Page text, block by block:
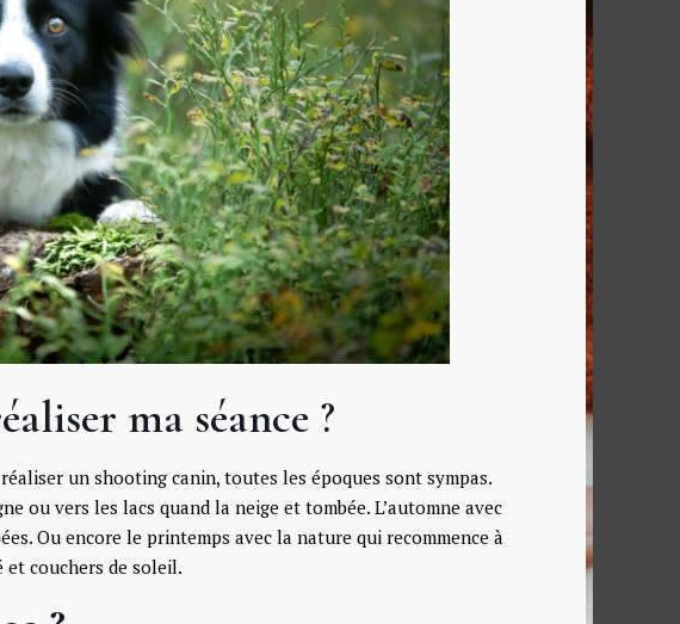
ma séance ?
un shooting canin, toutes les époques sont sympas.
ou vers les lacs quand la neige et tombée. L’automne avec
Ou encore le printemps avec la nature qui recommence à
et couchers de soleil.